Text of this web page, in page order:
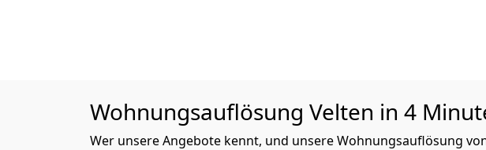
Wohnungsauflösung Velten in 4
Wer unsere Angebote kennt, und unsere Wohnungsauflösung